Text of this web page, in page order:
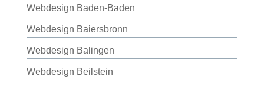
Webdesign Baden-Baden
Webdesign Baiersbronn
Webdesign Balingen
Webdesign Beilstein